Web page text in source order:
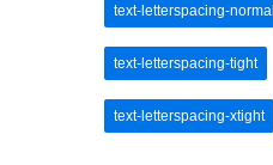
text-letterspacing-normal
text-letterspacing-tight
text-letterspacing-xtight